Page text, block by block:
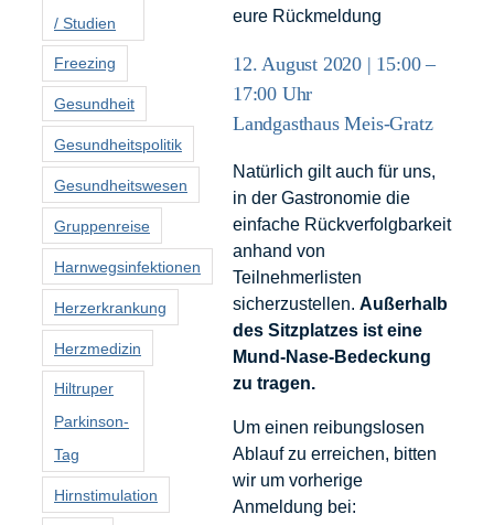
eure Rückmeldung
12. August 2020 | 15:00 –
17:00 Uhr
Landgasthaus Meis-Gratz
Natürlich gilt auch für uns,
in der Gastronomie die
einfache Rückverfolgbarkeit
anhand von
Teilnehmerlisten
sicherzustellen. Außerhalb
des Sitzplatzes ist eine
Mund-Nase-Bedeckung
zu tragen.
Um einen reibungslosen
Ablauf zu erreichen, bitten
wir um vorherige
Anmeldung bei:
/ Studien
Freezing
Gesundheit
Gesundheitspolitik
Gesundheitswesen
Gruppenreise
Harnwegsinfektionen
Herzerkrankung
Herzmedizin
Hiltruper
Parkinson-
Tag
Hirnstimulation